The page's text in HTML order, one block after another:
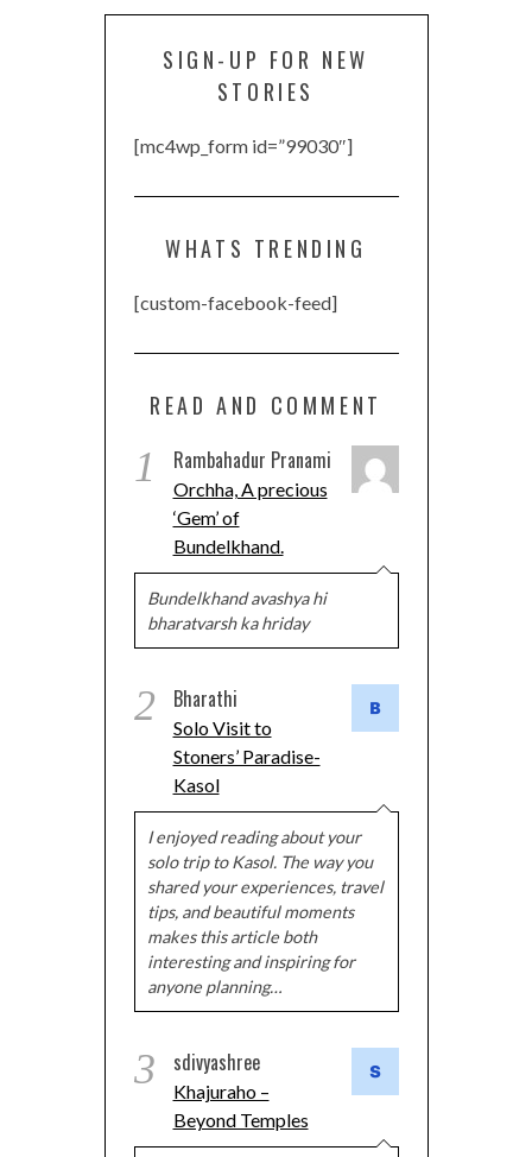
SIGN-UP FOR NEW
STORIES
[mc4wp_form id=”99030″]
WHATS TRENDING
[custom-facebook-feed]
READ AND COMMENT
1 Rambahadur Pranami
Orchha, A precious
‘Gem’ of
Bundelkhand.
Bundelkhand avashya hi
bharatvarsh ka hriday
2 Bharathi
Solo Visit to
Stoners’ Paradise-
Kasol
I enjoyed reading about your
solo trip to Kasol. The way you
shared your experiences, travel
tips, and beautiful moments
makes this article both
interesting and inspiring for
anyone planning…
3 sdivyashree
Khajuraho –
Beyond Temples